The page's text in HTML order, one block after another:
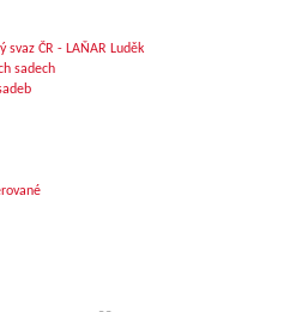
ČR - LAŇAR Luděk
sadech